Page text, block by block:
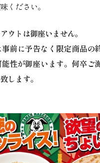
ください。
ウトは御座いません。
前に予告なく限定商品の
性が御座います。何卒ご
します。